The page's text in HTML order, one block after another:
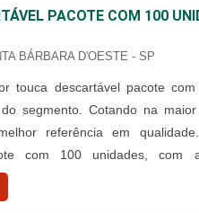
PACOTE COM 100
BÁRBARA D'OESTE - SP
touca descartável pacote
segmento. Cotando na
referência em
com 100 unidades, com
pagamento
COM 100